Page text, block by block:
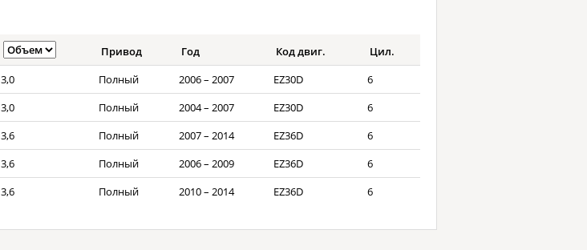
Привод Год Код двиг.
Цил.
3,0 Полный 2006 – 2007 EZ30D
6
3,0 Полный 2004 – 2007 EZ30D
6
3,6 Полный 2007 – 2014 EZ36D
6
3,6 Полный 2006 – 2009 EZ36D
6
3,6 Полный 2010 – 2014 EZ36D 6